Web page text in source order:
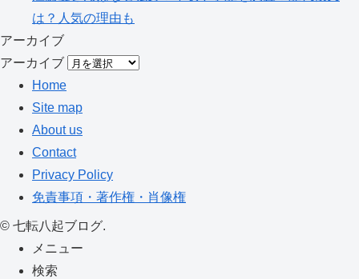
は？人気の理由も
アーカイブ
アーカイブ
Home
Site map
About us
Contact
Privacy Policy
免責事項・著作権・肖像権
© 七転八起ブログ.
メニュー
検索